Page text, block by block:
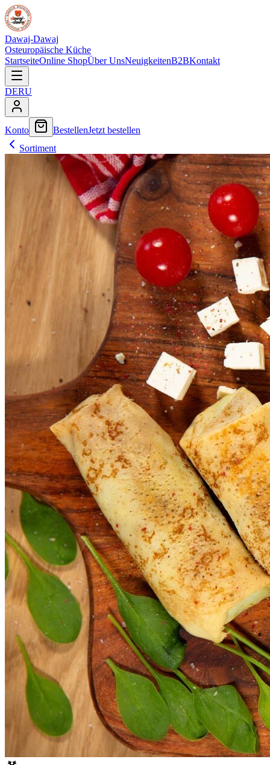
Dawaj-Dawaj
Osteuropäische Küche
StartseiteOnline ShopÜber UnsNeuigkeitenB2BKontakt
DERU
Konto BestellenJetzt bestellen
Sortiment